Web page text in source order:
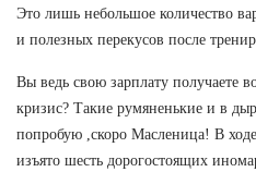
Это лишь небольшое количество
и полезных перекусов после
Вы ведь свою зарплату получаете
кризис? Такие румяненькие и в
попробую ,скоро Масленица! В
изъято шесть дорогостоящих